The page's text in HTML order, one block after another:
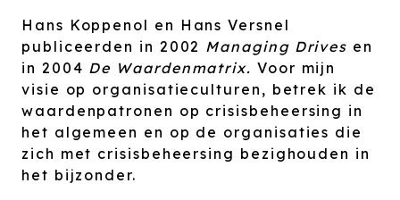
Hans Koppenol en Hans Versnel
publiceerden in 2002 Managing Drives en
in 2004 De Waardenmatrix. Voor mijn
visie op organisatieculturen, betrek ik de
waardenpatronen op crisisbeheersing in
het algemeen en op de organisaties die
zich met crisisbeheersing bezighouden in
het bijzonder.